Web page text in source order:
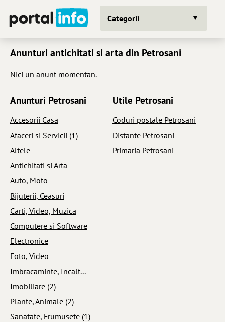
Categorii
Anunturi antichitati si arta din Petrosani
Nici un anunt momentan.
Anunturi Petrosani
Accesorii Casa
Afaceri si Servicii (1)
Altele
Antichitati si Arta
Auto, Moto
Bijuterii, Ceasuri
Carti, Video, Muzica
Computere si Software
Electronice
Foto, Video
Imbracaminte, Incalt...
Imobiliare (2)
Plante, Animale (2)
Sanatate, Frumusete (1)
Utile Petrosani
Coduri postale Petrosani
Distante Petrosani
Primaria Petrosani